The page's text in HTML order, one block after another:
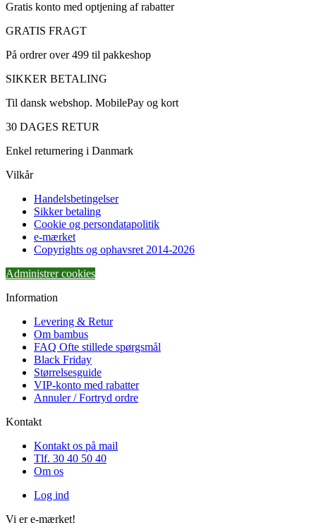
Gratis konto med optjening af rabatter
GRATIS FRAGT
På ordrer over 499 til pakkeshop
SIKKER BETALING
Til dansk webshop. MobilePay og kort
30 DAGES RETUR
Enkel returnering i Danmark
Vilkår
Handelsbetingelser
Sikker betaling
Cookie og persondatapolitik
e-mærket
Copyrights og ophavsret 2014-2026
Administrer cookies
Information
Levering & Retur
Om bambus
FAQ Ofte stillede spørgsmål
Black Friday
Størrelsesguide
VIP-konto med rabatter
Annuler / Fortryd ordre
Kontakt
Kontakt os på mail
Tlf. 30 40 50 40
Om os
Log ind
Vi er e-mærket!